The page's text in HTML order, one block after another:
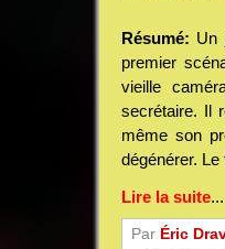
Résumé: Un
premier
vieille
secrétaire. Il
même son
dégénérer.
Lire la suite...
Par Éric